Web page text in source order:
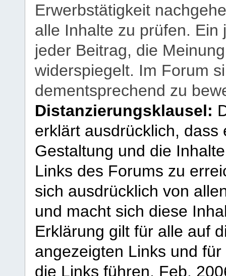
Erwerbstätigkeit
alle Inhalte zu prüfen.
jeder Beitrag, die
widerspiegelt. Im Forum
dementsprechend zu
Distanzierungsklausel:
erklärt ausdrücklich,
Gestaltung und die
Links des Forums zu
sich ausdrücklich von
und macht sich diese
Erklärung gilt für alle auf
angezeigten Links und
die Links führen. Feb.